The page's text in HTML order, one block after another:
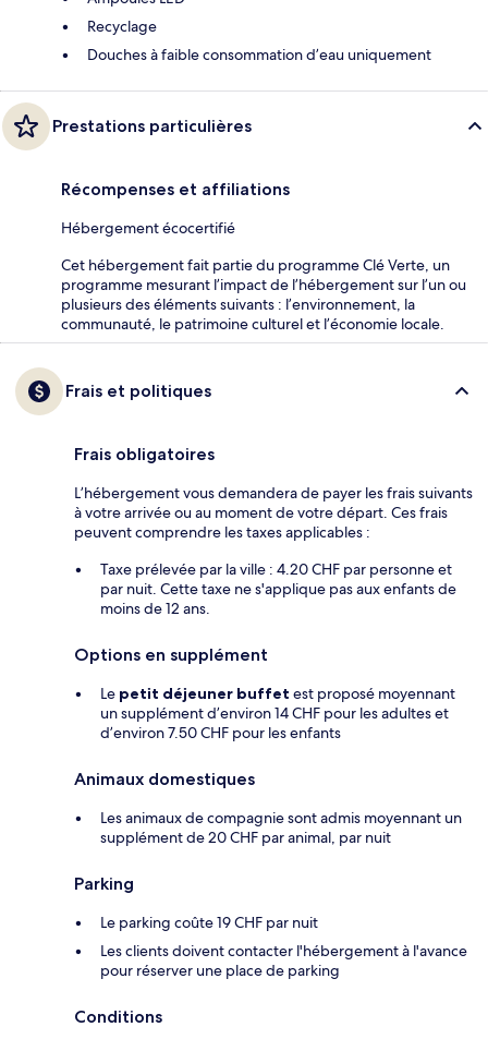
Recyclage
Douches à faible consommation d’eau uniquement
Prestations particulières
Récompenses et affiliations
Hébergement écocertifié
Cet hébergement fait partie du programme Clé Verte, un
programme mesurant l’impact de l’hébergement sur l’un ou
plusieurs des éléments suivants : l’environnement, la
communauté, le patrimoine culturel et l’économie locale.
Frais et politiques
Frais obligatoires
L’hébergement vous demandera de payer les frais suivants
à votre arrivée ou au moment de votre départ. Ces frais
peuvent comprendre les taxes applicables :
Taxe prélevée par la ville : 4.20 CHF par personne et
par nuit. Cette taxe ne s'applique pas aux enfants de
moins de 12 ans.
Options en supplément
Le petit déjeuner buffet est proposé moyennant
un supplément d’environ 14 CHF pour les adultes et
d’environ 7.50 CHF pour les enfants
Animaux domestiques
Les animaux de compagnie sont admis moyennant un
supplément de 20 CHF par animal, par nuit
Parking
Le parking coûte 19 CHF par nuit
Les clients doivent contacter l'hébergement à l'avance
pour réserver une place de parking
Conditions